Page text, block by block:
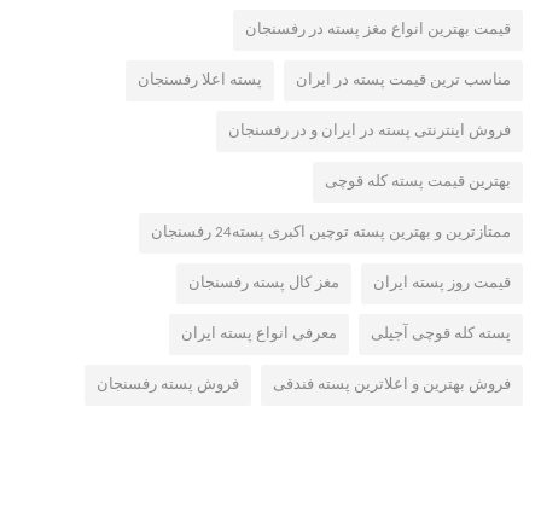
قیمت بهترین انواع مغز پسته در رفسنجان
مناسب ترین قیمت پسته در ایران پسته اعلا رفسنجان
فروش اینترنتی پسته در ایران و در رفسنجان
بهترین قیمت پسته کله قوچی
ممتازترین و بهترین پسته توچین اکبری پسته24 رفسنجان
قیمت روز پسته ایران مغز کال پسته رفسنجان
پسته کله قوچی آجیلی معرفی انواع پسته ایران
فروش بهترین و اعلاترین پسته فندقی فروش پسته رفسنجان